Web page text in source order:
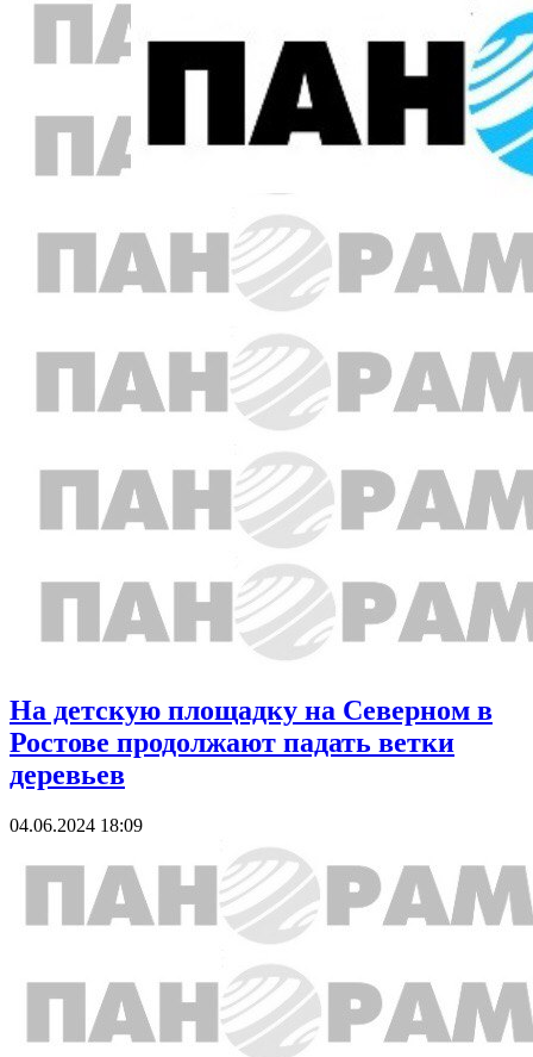
На детскую площадку на Северном в
Ростове продолжают падать ветки
деревьев
04.06.2024 18:09